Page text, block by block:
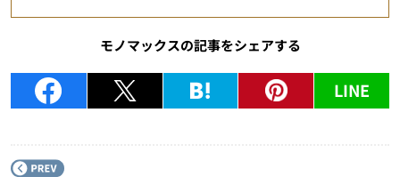
モノマックスの記事をシェアする
LINE